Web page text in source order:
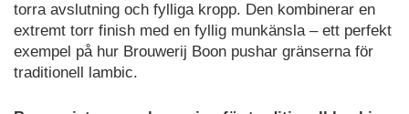
torra avslutning och fylliga kropp. Den kombinerar en
extremt torr finish med en fyllig munkänsla – ett perfekt
exempel på hur Brouwerij Boon pushar gränserna för
traditionell lambic.